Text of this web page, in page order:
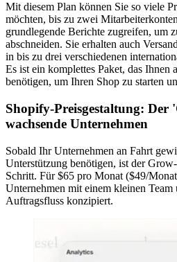
Mit diesem Plan können Sie so viele
möchten, bis zu zwei
grundlegende Berichte zugreifen, um
abschneiden. Sie erhalten auch
in bis zu drei verschiedenen
Es ist ein komplettes Paket, das Ihnen
benötigen, um Ihren Shop zu starten
Shopify-Preisgestaltung:
wachsende Unternehmen
Sobald Ihr Unternehmen an Fahrt
Unterstützung benötigen, ist der
Schritt. Für $65 pro Monat ($49/
Unternehmen mit einem kleinen Team
Auftragsfluss konzipiert.